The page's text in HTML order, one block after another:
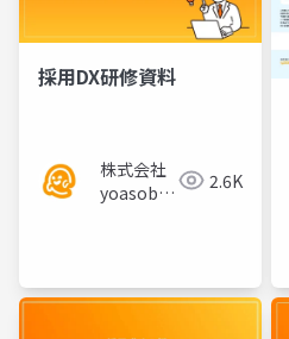
採用DX研修資料
株式会社
yoasobi
2.6K